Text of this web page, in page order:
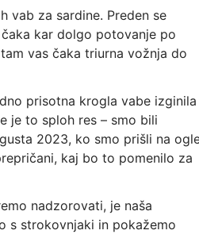
vab za sardine. Preden se
kar dolgo potovanje po
vas čaka triurna vožnja do
prisotna krogla vabe
je to sploh res – smo bili
2023, ko smo prišli na
kaj bo to pomenilo za
nadzorovati, je naša
s strokovnjaki in pokažemo